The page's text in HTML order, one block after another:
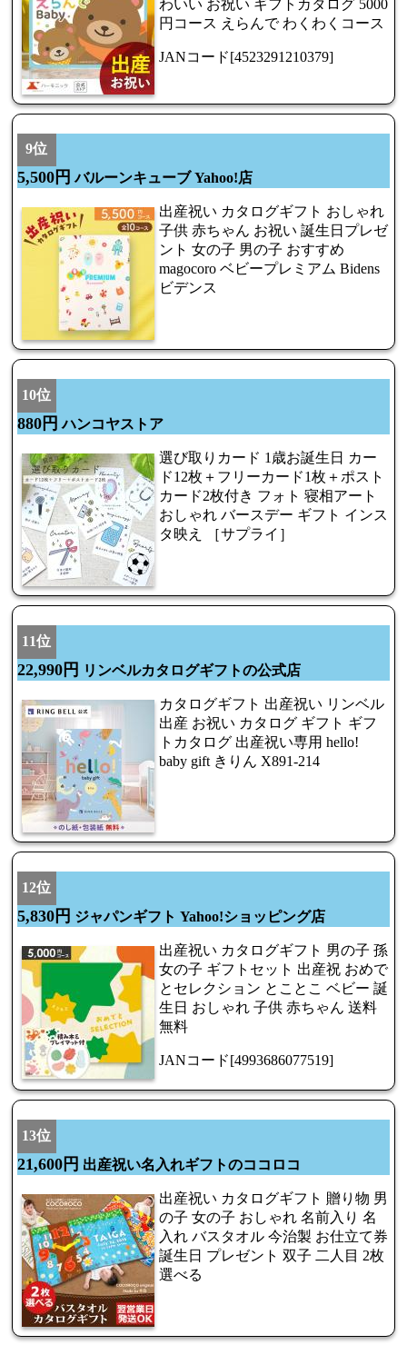
わいい お祝い ギフトカタログ 5000
円コース えらんで わくわくコース
JANコード[4523291210379]
9位
5,500円 バルーンキューブ Yahoo!店
出産祝い カタログギフト おしゃれ
子供 赤ちゃん お祝い 誕生日プレゼ
ント 女の子 男の子 おすすめ
magocoro ベビープレミアム Bidens
ビデンス
10位
880円 ハンコヤストア
選び取りカード 1歳お誕生日 カー
ド12枚＋フリーカード1枚＋ポスト
カード2枚付き フォト 寝相アート
おしゃれ バースデー ギフト インス
タ映え ［サプライ］
11位
22,990円 リンベルカタログギフトの公式店
カタログギフト 出産祝い リンベル
出産 お祝い カタログ ギフト ギフ
トカタログ 出産祝い専用 hello!
baby gift きりん X891-214
12位
5,830円 ジャパンギフト Yahoo!ショッピング店
出産祝い カタログギフト 男の子 孫
女の子 ギフトセット 出産祝 おめで
とセレクション とことこ ベビー 誕
生日 おしゃれ 子供 赤ちゃん 送料
無料
JANコード[4993686077519]
13位
21,600円 出産祝い名入れギフトのココロコ
出産祝い カタログギフト 贈り物 男
の子 女の子 おしゃれ 名前入り 名
入れ バスタオル 今治製 お仕立て券
誕生日 プレゼント 双子 二人目 2枚
選べる